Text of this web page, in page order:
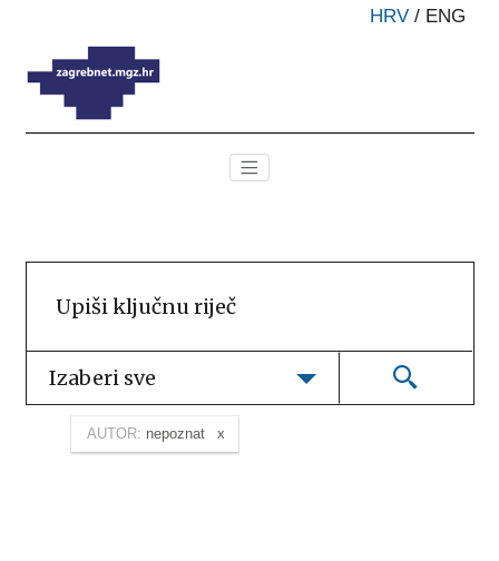
HRV / ENG
Izaberi sve
AUTOR: nepoznat